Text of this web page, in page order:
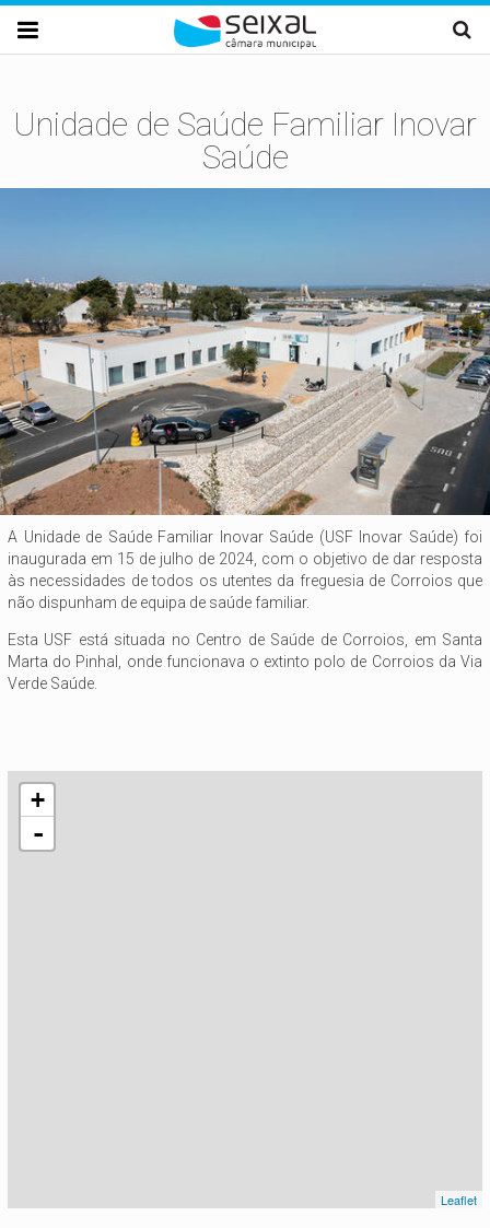
Passar para o conteúdo principal

Unidade de Saúde Familiar Inovar
Saúde
A Unidade de Saúde Familiar Inovar Saúde (USF Inovar Saúde) foi
inaugurada em 15 de julho de 2024, com o objetivo de dar resposta
às necessidades de todos os utentes da freguesia de Corroios que
não dispunham de equipa de saúde familiar.
Esta USF está situada no Centro de Saúde de Corroios, em Santa
Marta do Pinhal, onde funcionava o extinto polo de Corroios da Via
Verde Saúde.
+
-
Leaflet